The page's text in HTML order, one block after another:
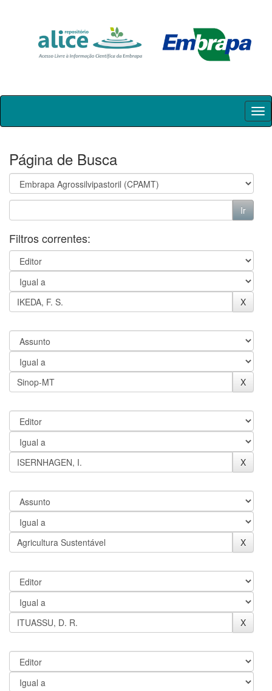
Skip
Página de Busca
Filtros correntes: